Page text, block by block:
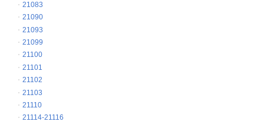
21083
21090
21093
21099
21100
21101
21102
21103
21110
21114-21116